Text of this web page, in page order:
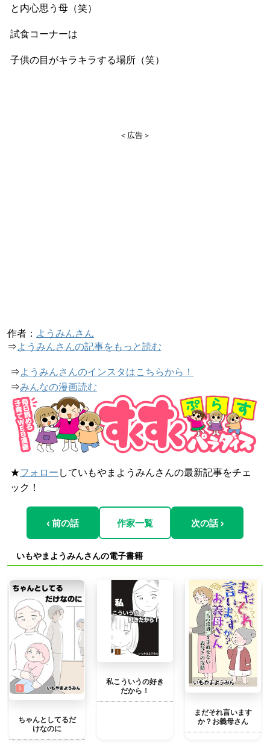
と内心思う母（笑）
試食コーナーは
子供の目がキラキラする場所（笑）
＜広告＞
作者： ようみんさん
⇒ようみんさんの記事をもっと読む
⇒ようみんさんのインスタはこちらから！
⇒みんなの漫画読む
★フォロー していもやまようみんさんの最新記事をチェ
ック！
‹ 前の話 作家一覧 次の話 ›
いもやまようみんさんの電子書籍
ちゃんとしてるだ
けなのに
私こういうの好き
だから！
まだそれ言います
か？お義母さん